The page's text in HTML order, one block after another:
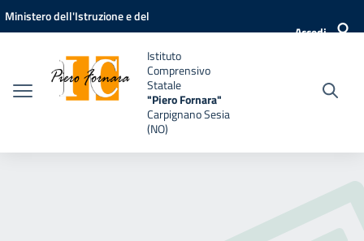
Vai ai contenuti
Vai al menu di navigazione
Vai al footer
Ministero dell'Istruzione e del
Accedi
Istituto
Comprensivo
Statale
"Piero Fornara"
Carpignano Sesia
(NO)